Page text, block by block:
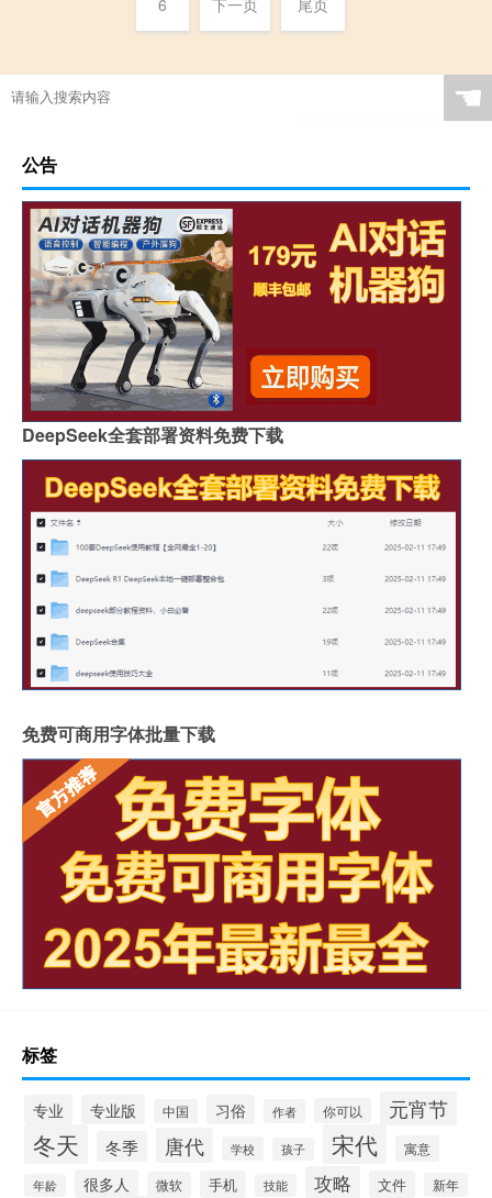
6 下一页 尾页
☚
公告
DeepSeek全套部署资料免费下载
免费可商用字体批量下载
标签
专业 专业版 中国 习俗 作者 你可以 元宵节
冬天 冬季 唐代 学校 孩子 宋代 寓意
年龄 很多人 微软 手机 技能 攻略 文件 新年